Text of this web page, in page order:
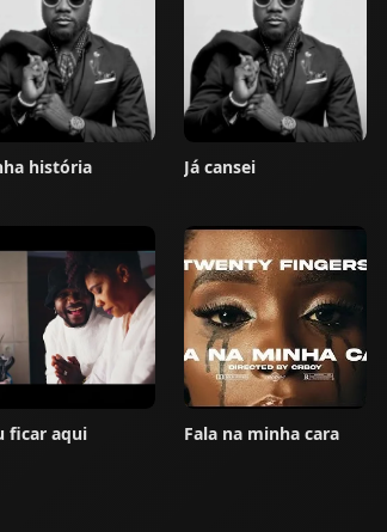
história Já cansei
ficar aqui Fala na minha cara